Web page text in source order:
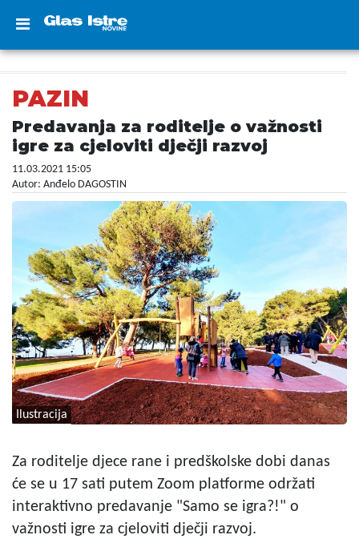
PAZIN
Predavanja za roditelje o važnosti
igre za cjeloviti dječji razvoj
11.03.2021 15:05
Autor: Anđelo DAGOSTIN
Ilustracija
Za roditelje djece rane i predškolske dobi danas
će se u 17 sati putem Zoom platforme održati
interaktivno predavanje "Samo se igra?!" o
važnosti igre za cjeloviti dječji razvoj.